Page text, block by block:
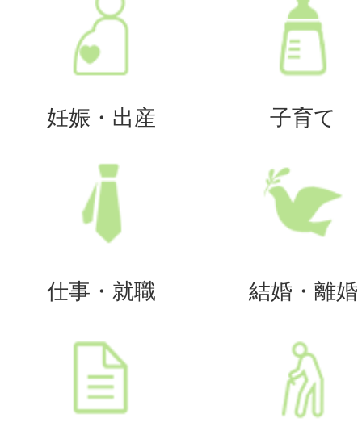
妊娠・出産 子育て
仕事・就職 結婚・離婚